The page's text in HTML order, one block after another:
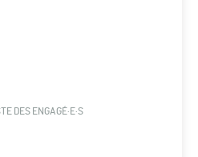
DES ENGAGÉ·E·S